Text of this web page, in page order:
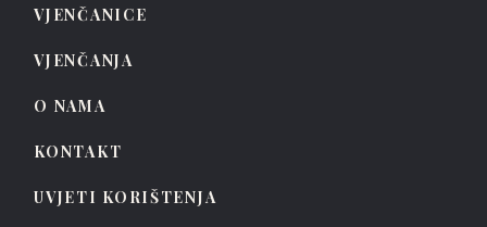
VJENČANICE
VJENČANJA
O NAMA
KONTAKT
UVJETI KORIŠTENJA